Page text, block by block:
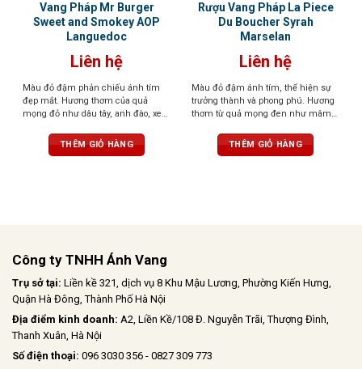
Vang Pháp Mr Burger
Sweet and Smokey AOP
Languedoc
Liên hệ
Màu đỏ đậm phản chiếu ánh tím
đẹp mắt. Hương thơm của quả
mọng đỏ như dâu tây, anh đào, xen
hương, tuyết tùng tạo nên một tầng
hương phức hợp, gợi cảm và sống
THÊM GIỎ HÀNG
Rượu Vang Pháp La Piece
Du Boucher Syrah
Marselan
Liên hệ
Màu đỏ đậm ánh tím, thể hiện sự
trưởng thành và phong phú. Hương
thơm từ quả mọng đen như mâm
phê và vani. Vị rượu mạnh mẽ với
tannin mềm mại, hậu vị dài và ấm
THÊM GIỎ HÀNG
Công ty TNHH Ánh Vang
Trụ sở tại: Liền kề 321, dịch vụ 8 Khu Mậu Lương, Phường Kiến Hưng,
Quận Hà Đông, Thành Phố Hà Nội
Địa điểm kinh doanh: A2, Liền Kề/108 Đ. Nguyễn Trãi, Thượng Đình,
Thanh Xuân, Hà Nội
Số điện thoại: 096 3030 356 - 0827 309 773